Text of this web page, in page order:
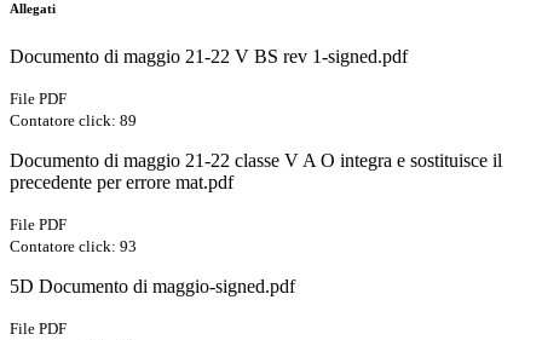
Allegati
Documento di maggio 21-22 V BS rev 1-signed.pdf
File PDF
Contatore click: 89
Documento di maggio 21-22 classe V A O integra e sostituisce il
precedente per errore mat.pdf
File PDF
Contatore click: 93
5D Documento di maggio-signed.pdf
File PDF